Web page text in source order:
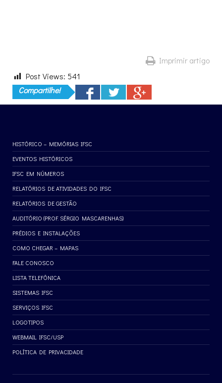
Imprimir artigo
Post Views: 541
Compartilhe!
HISTÓRICO – MEMÓRIAS IFSC
EVENTOS HISTÓRICOS
IFSC EM NÚMEROS
RELATÓRIOS DE ATIVIDADES DO IFSC
RELATÓRIOS DE GESTÃO
AUDITÓRIO (PROF. SÉRGIO MASCARENHAS)
PRÉDIOS E INSTALAÇÕES
COMO CHEGAR – MAPAS
FALE CONOSCO
LISTA TELEFÔNICA
SISTEMAS IFSC
SERVIÇOS IFSC
LOGOTIPOS
WEBMAIL IFSC/USP
POLÍTICA DE PRIVACIDADE